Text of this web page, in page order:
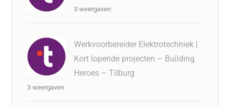
3 weergaven
Werkvoorbereider Elektrotechniek |
Kort lopende projecten – Building
Heroes – Tilburg
3 weergaven